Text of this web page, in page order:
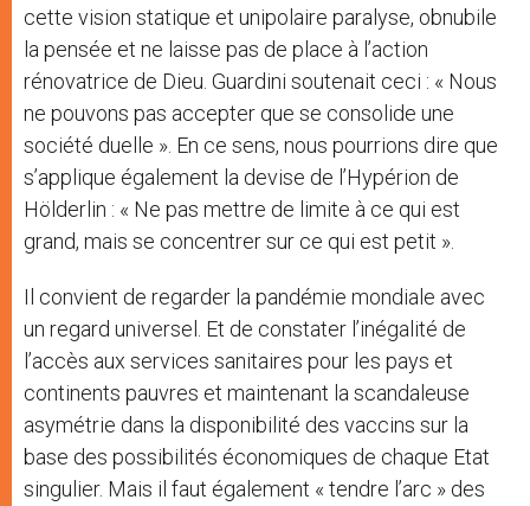
cette vision statique et unipolaire paralyse, obnubile
la pensée et ne laisse pas de place à l’action
rénovatrice de Dieu. Guardini soutenait ceci : « Nous
ne pouvons pas accepter que se consolide une
société duelle ». En ce sens, nous pourrions dire que
s’applique également la devise de l’Hypérion de
Hölderlin : « Ne pas mettre de limite à ce qui est
grand, mais se concentrer sur ce qui est petit ».
Il convient de regarder la pandémie mondiale avec
un regard universel. Et de constater l’inégalité de
l’accès aux services sanitaires pour les pays et
continents pauvres et maintenant la scandaleuse
asymétrie dans la disponibilité des vaccins sur la
base des possibilités économiques de chaque Etat
singulier. Mais il faut également « tendre l’arc » des